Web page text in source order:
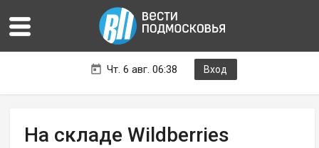
Чт. 6 авг. 06:38 Вход
На складе Wildberries